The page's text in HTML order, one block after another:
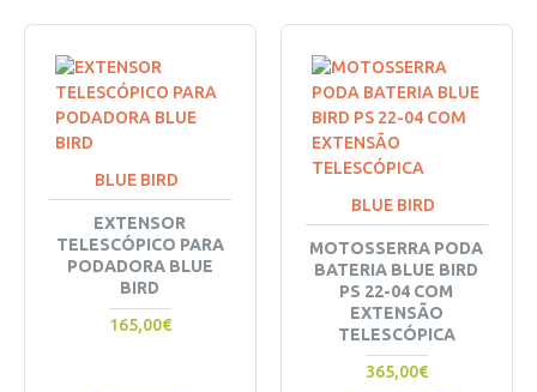
BLUE BIRD
EXTENSOR
TELESCÓPICO PARA
PODADORA BLUE
BIRD
165,00€
BLUE BIRD
MOTOSSERRA PODA
BATERIA BLUE BIRD
PS 22-04 COM
EXTENSÃO
TELESCÓPICA
365,00€